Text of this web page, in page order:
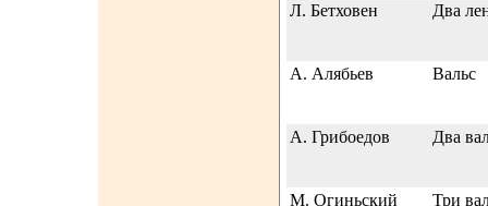
Л. Бетховен Два
А. Алябьев Вальс
А. Грибоедов Два
М. Огиньский Три